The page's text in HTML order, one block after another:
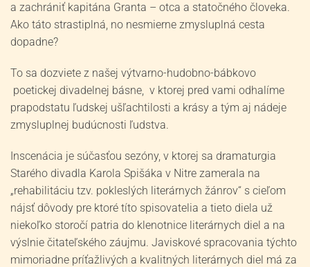
a zachrániť kapitána Granta – otca a statočného človeka.
Ako táto strastiplná, no nesmierne zmysluplná cesta
dopadne?
To sa dozviete z našej výtvarno-hudobno-bábkovo
poetickej divadelnej básne, v ktorej pred vami odhalíme
prapodstatu ľudskej ušľachtilosti a krásy a tým aj nádeje
zmysluplnej budúcnosti ľudstva.
Inscenácia je súčasťou sezóny, v ktorej sa dramaturgia
Starého divadla Karola Spišáka v Nitre zamerala na
„rehabilitáciu tzv. pokleslých literárnych žánrov“ s cieľom
nájsť dôvody pre ktoré títo spisovatelia a tieto diela už
niekoľko storočí patria do klenotnice literárnych diel a na
výslnie čitateľského záujmu. Javiskové spracovania týchto
mimoriadne príťažlivých a kvalitných literárnych diel má za